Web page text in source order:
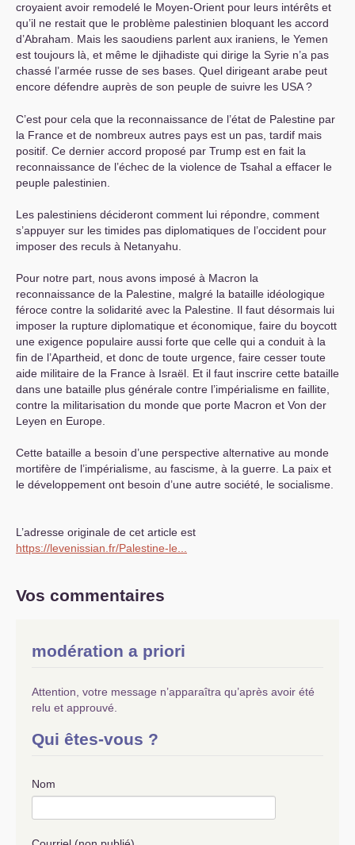
croyaient avoir remodelé le Moyen-Orient pour leurs intérêts et
qu’il ne restait que le problème palestinien bloquant les accord
d’Abraham. Mais les saoudiens parlent aux iraniens, le Yemen
est toujours là, et même le djihadiste qui dirige la Syrie n’a pas
chassé l’armée russe de ses bases. Quel dirigeant arabe peut
encore défendre auprès de son peuple de suivre les USA?
C’est pour cela que la reconnaissance de l’état de Palestine par
la France et de nombreux autres pays est un pas, tardif mais
positif. Ce dernier accord proposé par Trump est en fait la
reconnaissance de l’échec de la violence de Tsahal a effacer le
peuple palestinien.
Les palestiniens décideront comment lui répondre, comment
s’appuyer sur les timides pas diplomatiques de l’occident pour
imposer des reculs à Netanyahu.
Pour notre part, nous avons imposé à Macron la
reconnaissance de la Palestine, malgré la bataille idéologique
féroce contre la solidarité avec la Palestine. Il faut désormais lui
imposer la rupture diplomatique et économique, faire du boycott
une exigence populaire aussi forte que celle qui a conduit à la
fin de l’Apartheid, et donc de toute urgence, faire cesser toute
aide militaire de la France à Israël. Et il faut inscrire cette bataille
dans une bataille plus générale contre l’impérialisme en faillite,
contre la militarisation du monde que porte Macron et Von der
Leyen en Europe.
Cette bataille a besoin d’une perspective alternative au monde
mortifère de l’impérialisme, au fascisme, à la guerre. La paix et
le développement ont besoin d’une autre société, le socialisme.
L’adresse originale de cet article est
https://levenissian.fr/Palestine-le...
Vos commentaires
modération a priori
Attention, votre message n’apparaîtra qu’après avoir été
relu et approuvé.
Qui êtes-vous ?
Nom